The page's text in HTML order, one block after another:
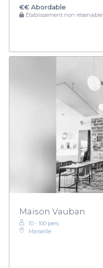
€€ Abordable
Établissement non réservable
Maison Vauban
10 - 100 pers.
Marseille